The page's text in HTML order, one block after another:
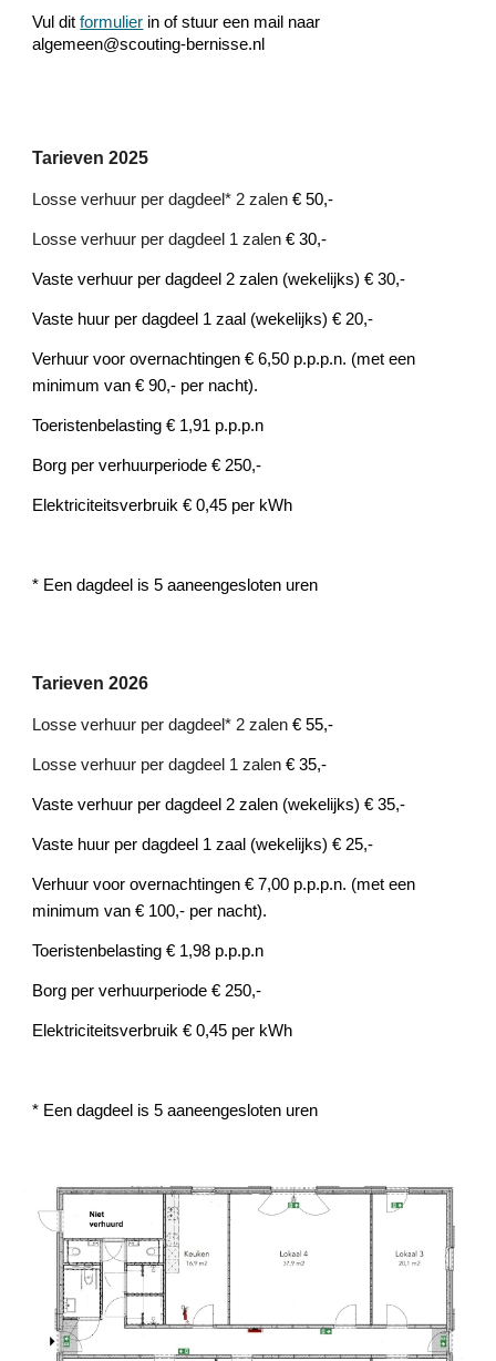
Vul ditformulier in of stuur een mail naar
algemeen@scouting-bernisse.nl
Tarieven 2025
Losse verhuur per dagdeel* 2 zalen€ 50,-
Losse verhuur per dagdeel 1 zalen€ 30,-
Vaste verhuur per dagdeel 2 zalen (wekelijks)€ 30,-
Vaste huur per dagdeel 1 zaal (wekelijks)€ 20,-
Verhuur voor overnachtingen€ 6,50 p.p.p.n. (met een
minimum van€ 90,- per nacht).
Toeristenbelasting€ 1,91 p.p.p.n
Borg per verhuurperiode€ 250,-
Elektriciteitsverbruik€ 0,45 per kWh
* Een dagdeel is 5 aaneengesloten uren
Tarieven 2026
Losse verhuur per dagdeel* 2 zalen€ 55,-
Losse verhuur per dagdeel 1 zalen€ 35,-
Vaste verhuur per dagdeel 2 zalen (wekelijks)€ 35,-
Vaste huur per dagdeel 1 zaal (wekelijks)€ 25,-
Verhuur voor overnachtingen€ 7,00 p.p.p.n. (met een
minimum van€ 100,- per nacht).
Toeristenbelasting€ 1,98 p.p.p.n
Borg per verhuurperiode€ 250,-
Elektriciteitsverbruik € 0,45 per kWh
* Een dagdeel is 5 aaneengesloten uren